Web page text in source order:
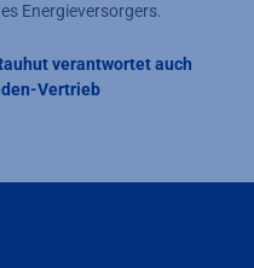
Energieversorgers.
verantwortet auch
Vertrieb